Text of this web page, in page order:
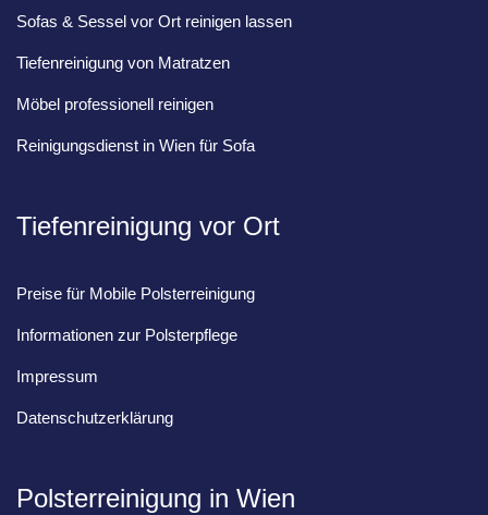
Sofas & Sessel vor Ort reinigen lassen
Tiefenreinigung von Matratzen
Möbel professionell reinigen
Reinigungsdienst in Wien für Sofa
Tiefenreinigung vor Ort
Preise für Mobile Polsterreinigung
Informationen zur Polsterpflege
Impressum
Datenschutzerklärung
Polsterreinigung in Wien